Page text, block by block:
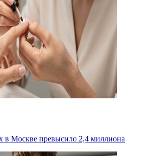
в Москве превысило 2,4 миллиона